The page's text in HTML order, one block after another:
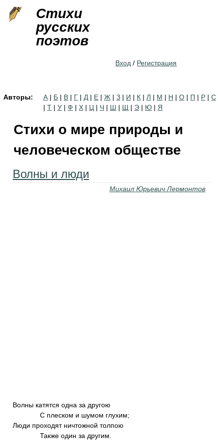
Стихи
русских
поэтов
Вход / Регистрация
Авторы: А | Б | В | Г | Д | Е | Ж | З | И | К | Л | М | Н | О | П | Р | С
| Т | У | Ф | Х | Ц | Ч | Ш | Щ | Э | Ю | Я
Стихи о мире природы и
человеческом обществе
Волны и люди
Михаил Юрьевич Лермонтов
Волны катятся одна за другою
С плеском и шумом глухим;
Люди проходят ничтожной толпою
Также один за другим.